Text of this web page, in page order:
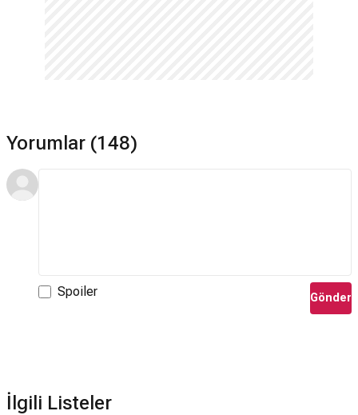
Yorumlar (148)
Spoiler Gönder
İlgili Listeler